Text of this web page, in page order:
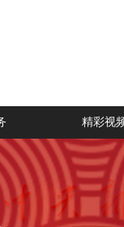
精彩视